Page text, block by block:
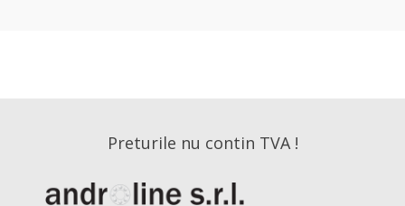
Preturile nu contin TVA !